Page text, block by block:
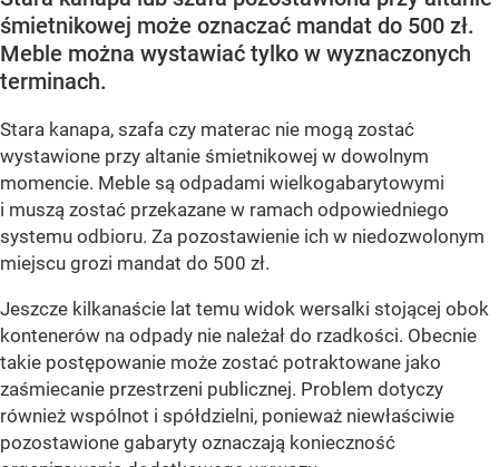
śmietnikowej może oznaczać mandat do 500 zł.
Meble można wystawiać tylko w wyznaczonych
terminach.
Stara kanapa, szafa czy materac nie mogą zostać
wystawione przy altanie śmietnikowej w dowolnym
momencie. Meble są odpadami wielkogabarytowymi
i muszą zostać przekazane w ramach odpowiedniego
systemu odbioru. Za pozostawienie ich w niedozwolonym
miejscu grozi mandat do 500 zł.
Jeszcze kilkanaście lat temu widok wersalki stojącej obok
kontenerów na odpady nie należał do rzadkości. Obecnie
takie postępowanie może zostać potraktowane jako
zaśmiecanie przestrzeni publicznej. Problem dotyczy
również wspólnot i spółdzielni, ponieważ niewłaściwie
pozostawione gabaryty oznaczają konieczność